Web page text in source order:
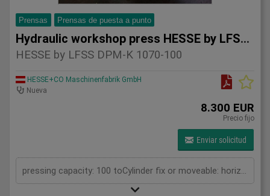
Prensas Prensas de puesta a punto
Hydraulic workshop press HESSE by LFSS DPM-K 1070-
HESSE by LFSS DPM-K 1070-100
HESSE+CO Maschinenfabrik GmbH
Nueva
8.300 EUR
Precio fijo
Enviar solicitud
pressing capacity: 100 toCylinder fix or moveable: horizontal moveableStroke: 300 mmDistance between columns: 1070 mmWorking speed: 5 mm/sRetraction speed: 10 mm/sLength: 2110 mmWidth: 1000 mmHeight: 2430 mmWeight: 1500 kg